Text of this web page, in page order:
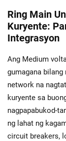
Ring Main
Kuryente:
Integrasyon
Ang Medium
gumagana
network na
kuryente sa
nagpapabukod-
ng lahat ng
circuit breakers,